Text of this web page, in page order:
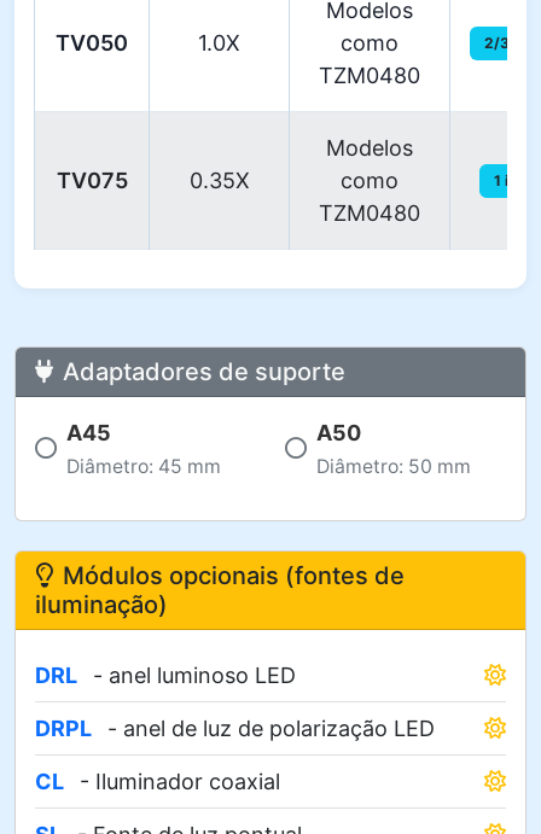
TV050 1.0X
Modelos
como
TZM0480
2/3 in
TV075 0.35X
Modelos
como
TZM0480
1 in
Adaptadores de suporte
A45
Diâmetro: 45 mm
A50
Diâmetro: 50 mm
Módulos opcionais (fontes de
iluminação)
DRL - anel luminoso LED
DRPL - anel de luz de polarização LED
CL - Iluminador coaxial